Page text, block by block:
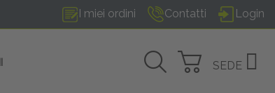
I miei ordini Contatti Login
SEDE